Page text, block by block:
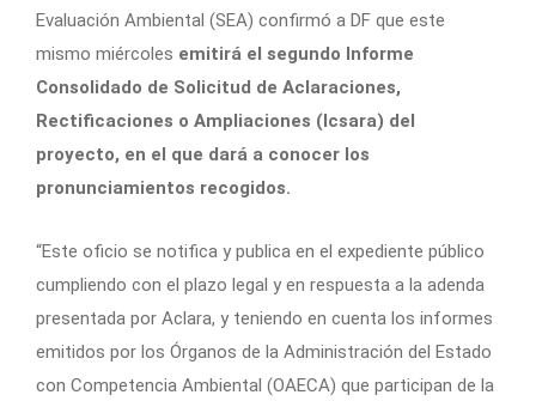
Evaluación Ambiental (SEA) confirmó a DF que este
mismo miércoles emitirá el segundo Informe
Consolidado de Solicitud de Aclaraciones,
Rectificaciones o Ampliaciones (Icsara) del
proyecto, en el que dará a conocer los
pronunciamientos recogidos.
“Este oficio se notifica y publica en el expediente público
cumpliendo con el plazo legal y en respuesta a la adenda
presentada por Aclara, y teniendo en cuenta los informes
emitidos por los Órganos de la Administración del Estado
con Competencia Ambiental (OAECA) que participan de la